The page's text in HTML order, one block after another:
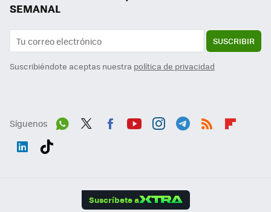
SEMANAL
SUSCRIBIR
Suscribiéndote aceptas nuestra política de privacidad
Síguenos
Suscríbete a